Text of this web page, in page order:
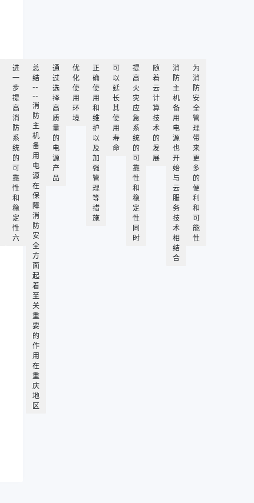
进
一
步
提
高
消
防
系
统
的
可
靠
性
和
稳
定
性
六
总
结
--
--
消
防
主
机
备
用
电
源
在
保
障
消
防
安
全
方
面
起
着
至
关
重
要
的
作
用
在
重
庆
地
区
通
过
选
择
高
质
量
的
电
源
产
品
优
化
使
用
环
境
正
确
使
用
和
维
护
以
及
加
强
管
理
等
措
施
可
以
延
长
其
使
用
寿
命
提
高
火
灾
应
急
系
统
的
可
靠
性
和
稳
定
性
同
时
随
着
云
计
算
技
术
的
发
展
消
防
主
机
备
用
电
源
也
开
始
与
云
服
务
技
术
相
结
合
为
消
防
安
全
管
理
带
来
更
多
的
便
利
和
可
能
性